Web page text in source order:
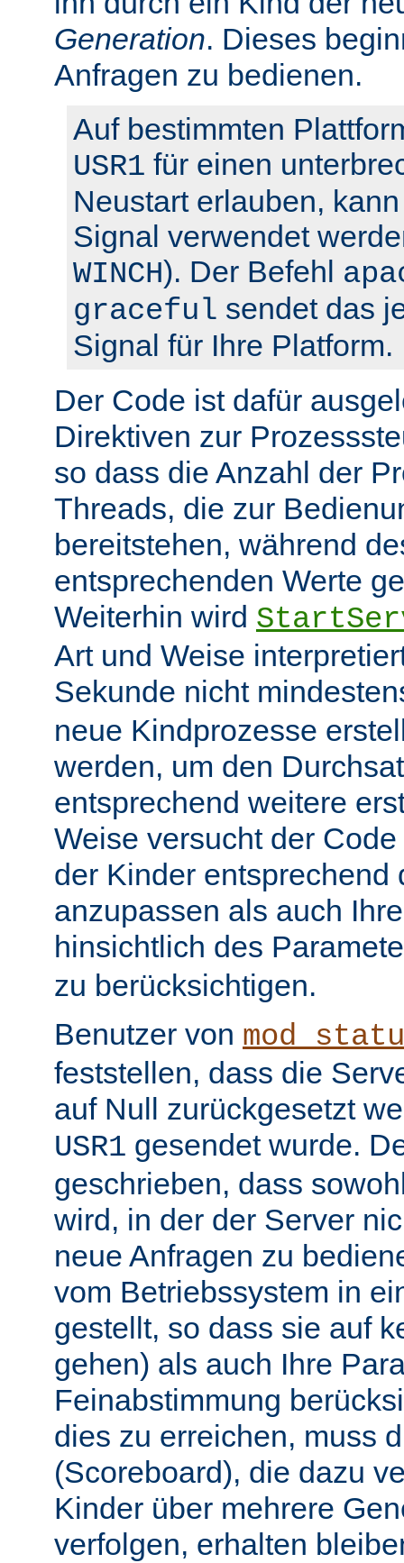
Generation. Dieses
Anfragen zu bedienen.
Auf bestimmten
USR1 für einen
Neustart erlauben,
Signal verwendet
WINCH). Der Befehl
graceful sendet das
Signal für Ihre Platform.
Der Code ist dafür
Direktiven zur
so dass die Anzahl der
Threads, die zur
bereitstehen, während
entsprechenden Werte
Weiterhin wird
Art und Weise
Sekunde nicht
neue Kindprozesse
werden, um den
entsprechend weitere
Weise versucht der
der Kinder entsprechend
anzupassen als auch
hinsichtlich des
zu berücksichtigen.
Benutzer von
feststellen, dass die
auf Null zurückgesetzt
USR1 gesendet wurde.
geschrieben, dass
wird, in der der Server
neue Anfragen zu
vom Betriebssystem in
gestellt, so dass sie auf
gehen) als auch Ihre
Feinabstimmung
dies zu erreichen, muss
(Scoreboard), die dazu
Kinder über mehrere
verfolgen, erhalten